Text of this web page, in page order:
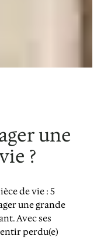
une
?
de vie : 5
une grande
Avec ses
perdu(e)